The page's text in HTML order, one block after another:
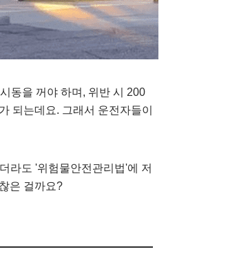
동을 꺼야 하며, 위반 시 200
되는데요. 그래서 운전자들이
라도 '위험물안전관리법'에 저
은 걸까요?